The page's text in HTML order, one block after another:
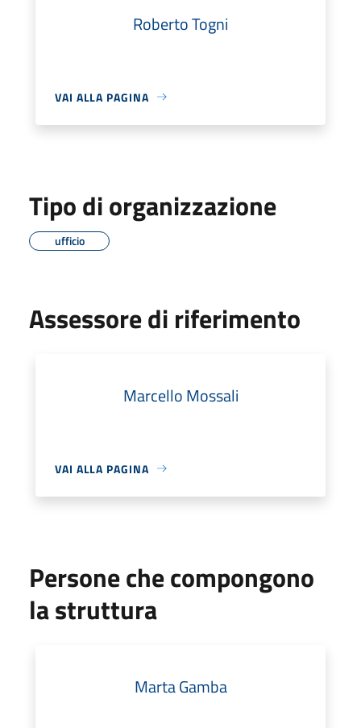
Roberto Togni
VAI ALLA PAGINA
Tipo di organizzazione
ufficio
Assessore di riferimento
Marcello Mossali
VAI ALLA PAGINA
Persone che compongono
la struttura
Marta Gamba